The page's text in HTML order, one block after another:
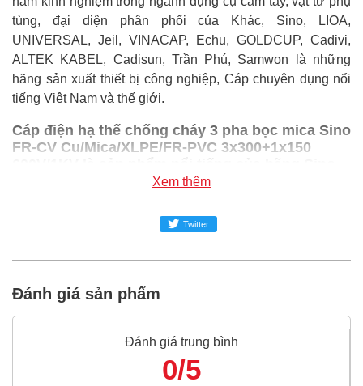
tùng, đại diện phân phối của Khác, Sino, LIOA,
UNIVERSAL, Jeil, VINACAP, Echu, GOLDCUP, Cadivi,
ALTEK KABEL, Cadisun, Trần Phú, Samwon là những
hãng sản xuất thiết bị công nghiệp, Cáp chuyên dụng nổi
tiếng Việt Nam và thế giới.
Cáp điện hạ thế chống cháy 3 pha bọc mica Sino
FR-CV Cu/Mica/XLPE/FR-PVC 3x300+1x150
bạn có thể mua Cáp điện hạ thế chống cháy 3
3x300+1x150 600V/1KV giá rẻ nhất tại Super-mro
SUPER-MRO.COM cam kết:
GiáCáp điện hạ thế chống cháy 3 pha bọc mica Sino
FR-CV Cu/Mica/XLPE/FR-PVC 3x300+1x150
rẻ nhất trong ngành công nghiệp MRO
Cáp điện hạ thế chống cháy 3 pha bọc mica Sino FR-
Xem thêm
Twitter
Đánh giá sản phẩm
Đánh giá trung bình
0/5